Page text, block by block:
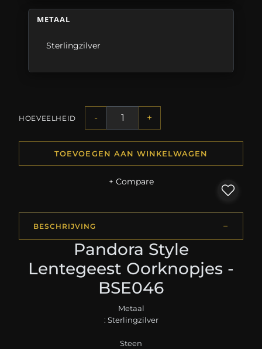
METAAL
Sterlingzilver
HOEVEELHEID - +
TOEVOEGEN AAN WINKELWAGEN
+ Compare
BESCHRIJVING
Pandora Style
Lentegeest Oorknopjes -
BSE046
Metaal
: Sterlingzilver
Steen